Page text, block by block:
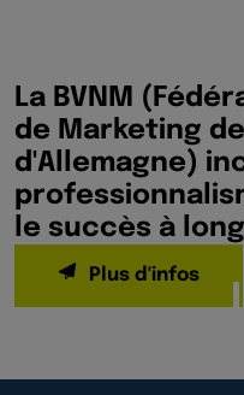
La BVNM
de Marketing
d'Allemagne)
le succès à
Plus d'infos